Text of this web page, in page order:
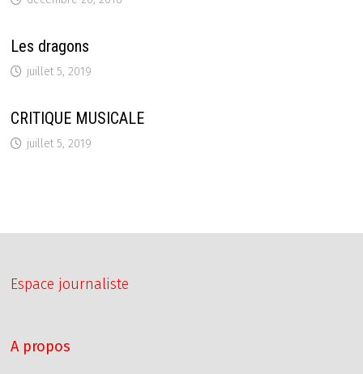
Les dragons
juillet 5, 2019
CRITIQUE MUSICALE
juillet 5, 2019
Espace journaliste
A propos